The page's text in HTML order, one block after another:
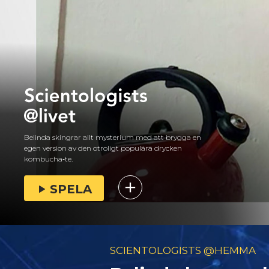
Belinda skingrar allt mysterium med att brygga en
egen version av den otroligt populära drycken
kombucha‑te.
SPELA
SCIENTOLOGISTS @HEMMA